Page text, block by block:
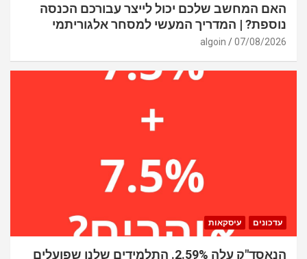
האם המחשב שלכם יכול לייצר עבורכם הכנסה
נוספת? | המדריך המעשי למסחר אלגוריתמי
07/08/2026
algoin
עדכונים עיסקאות
הנאסד"ק עלה 2.59%. התלמידים שלנו שפועלים